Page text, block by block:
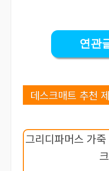
연관
데스크매트 추천
그리디파머스 가